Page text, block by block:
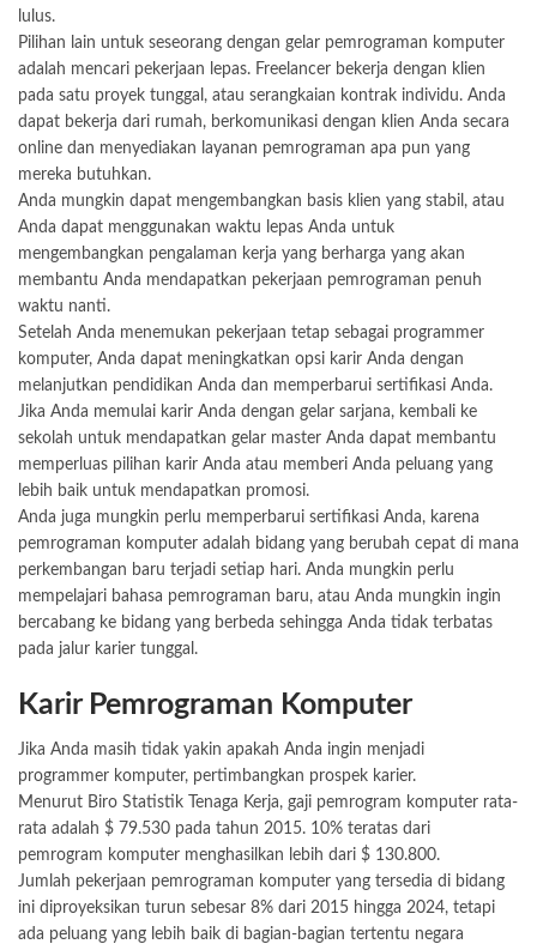
lulus.
Pilihan lain untuk seseorang dengan gelar pemrograman komputer
adalah mencari pekerjaan lepas. Freelancer bekerja dengan klien
pada satu proyek tunggal, atau serangkaian kontrak individu. Anda
dapat bekerja dari rumah, berkomunikasi dengan klien Anda secara
online dan menyediakan layanan pemrograman apa pun yang
mereka butuhkan.
Anda mungkin dapat mengembangkan basis klien yang stabil, atau
Anda dapat menggunakan waktu lepas Anda untuk
mengembangkan pengalaman kerja yang berharga yang akan
membantu Anda mendapatkan pekerjaan pemrograman penuh
waktu nanti.
Setelah Anda menemukan pekerjaan tetap sebagai programmer
komputer, Anda dapat meningkatkan opsi karir Anda dengan
melanjutkan pendidikan Anda dan memperbarui sertifikasi Anda.
Jika Anda memulai karir Anda dengan gelar sarjana, kembali ke
sekolah untuk mendapatkan gelar master Anda dapat membantu
memperluas pilihan karir Anda atau memberi Anda peluang yang
lebih baik untuk mendapatkan promosi.
Anda juga mungkin perlu memperbarui sertifikasi Anda, karena
pemrograman komputer adalah bidang yang berubah cepat di mana
perkembangan baru terjadi setiap hari. Anda mungkin perlu
mempelajari bahasa pemrograman baru, atau Anda mungkin ingin
bercabang ke bidang yang berbeda sehingga Anda tidak terbatas
pada jalur karier tunggal.
Karir Pemrograman Komputer
Jika Anda masih tidak yakin apakah Anda ingin menjadi
programmer komputer, pertimbangkan prospek karier.
Menurut Biro Statistik Tenaga Kerja, gaji pemrogram komputer rata-
rata adalah $ 79.530 pada tahun 2015. 10% teratas dari
pemrogram komputer menghasilkan lebih dari $ 130.800.
Jumlah pekerjaan pemrograman komputer yang tersedia di bidang
ini diproyeksikan turun sebesar 8% dari 2015 hingga 2024, tetapi
ada peluang yang lebih baik di bagian-bagian tertentu negara